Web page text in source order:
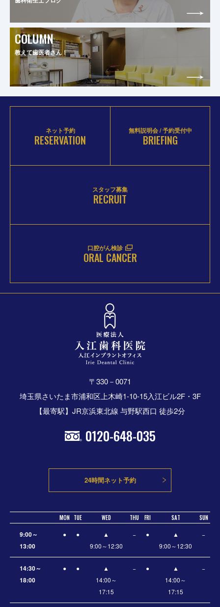
COLUMN
教えて歯医者さん！
ネット予約
RESERVATION
無料説明会 / 予約受付中
BRIEFING
スタッフ募集
RECRUIT
口腔がん検診
ORAL CANCER
〒330－0071
埼玉県さいたま市浦和区上木崎1-10-15入江ビル2F・3F
【最寄駅】JR京浜東北線 与野駅西口 徒歩2分
0120-648-035
24時間ネット予約
MON TUE WED THU FRI SAT SUN
9:00～
13:00
● ●
▲
9:00～12:30
− ●
▲
9:00～12:30
−
14:30～
18:00
● ●
▲
14:00～
17:15
− ●
▲
14:00～
17:15
−